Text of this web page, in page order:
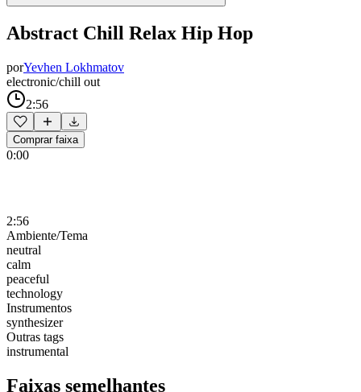
Abstract Chill Relax Hip Hop
porYevhen Lokhmatov
electronic/chill out
2:56
Comprar faixa
0:00
2:56
Ambiente/Tema
neutral
calm
peaceful
technology
Instrumentos
synthesizer
Outras tags
instrumental
Faixas semelhantes